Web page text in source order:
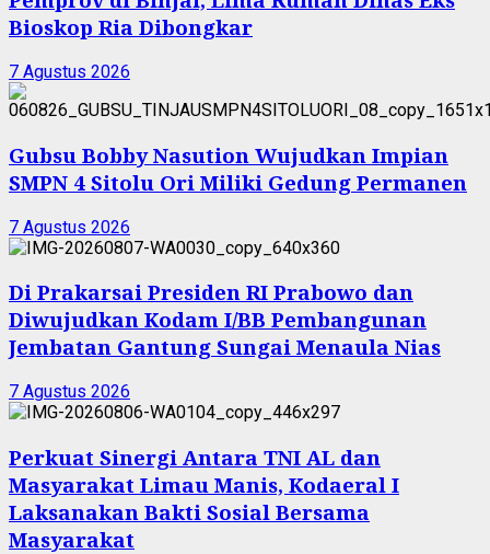
Bioskop Ria Dibongkar
7 Agustus 2026
Gubsu Bobby Nasution Wujudkan Impian
SMPN 4 Sitolu Ori Miliki Gedung Permanen
7 Agustus 2026
Di Prakarsai Presiden RI Prabowo dan
Diwujudkan Kodam I/BB Pembangunan
Jembatan Gantung Sungai Menaula Nias
7 Agustus 2026
Perkuat Sinergi Antara TNI AL dan
Masyarakat Limau Manis, Kodaeral I
Laksanakan Bakti Sosial Bersama
Masyarakat